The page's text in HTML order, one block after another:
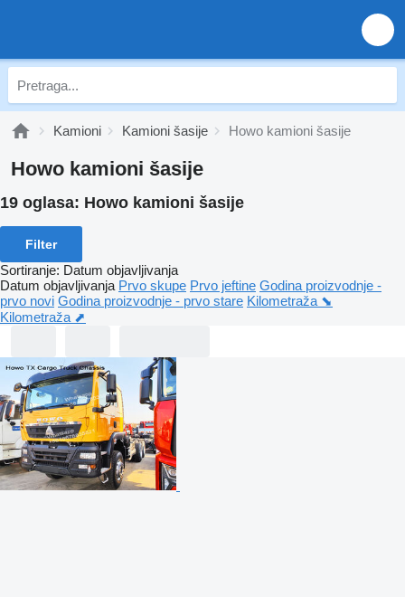
Kamioni Kamioni šasije Howo kamioni šasije
Howo kamioni šasije
19 oglasa: Howo kamioni šasije
Filter
Sortiranje: Datum objavljivanja
Datum objavljivanja Prvo skupe Prvo jeftine Godina proizvodnje -
prvo novi Godina proizvodnje - prvo stare Kilometraža ⬊
Kilometraža ⬈